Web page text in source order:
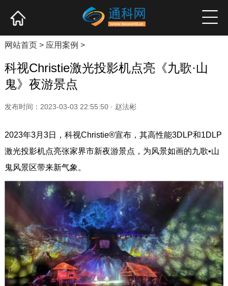
产业资讯 企业新品 高端访谈
网站首页> 应用案例 >
科视Christie激光投影机点亮《九歌·山
鬼》夜游景点
发布时间：2023-03-03 22:55:50 · 赵法彬
2023年3月3日，科视Christie®宣布，其高性能3DLP和1DLP
激光投影机点亮张家界市新夜游景点，为风景如画的九歌•山
鬼风景区带来新气象。